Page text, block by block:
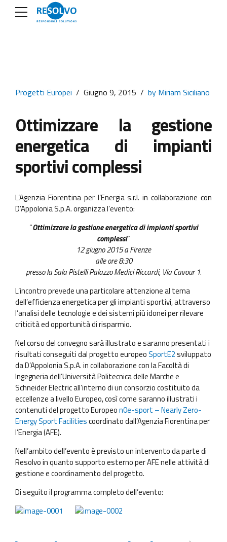
Progetti Europei Giugno 9, 2015 by Miriam Siciliano
Ottimizzare la gestione
energetica di impianti
sportivi complessi
L’Agenzia Fiorentina per l’Energia s.r.l. in collaborazione con
D’Appolonia S.p.A. organizza l’evento:
“Ottimizzare la gestione energetica di impianti sportivi
complessi”
12 giugno 2015 a Firenze
alle ore 8:30
presso la Sala Pistelli Palazzo Medici Riccardi, Via Cavour 1.
L’incontro prevede una particolare attenzione al tema
dell’efficienza energetica per gli impianti sportivi, attraverso
l’analisi delle tecnologie e dei sistemi più idonei per rilevare
criticità ed opportunità di risparmio.
Nel corso del convegno sarà illustrato e saranno presentati i
risultati conseguiti dal progetto europeoSportE2sviluppato
da D’Appolonia S.p.A. in collaborazione con la Facoltà di
Ingegneria dell’Università Politecnica delle Marche e
Schneider Electric all’interno di un consorzio costituito da
eccellenze a livello Europeo, così come saranno illustrati i
contenuti del progetto Europeon0e-sport – Nearly Zero-
Energy Sport Facilitiescoordinato dall’Agenzia Fiorentina per
l’Energia (AFE).
Nell’ambito dell’evento è previsto un intervento da parte di
Resolvo in quanto supporto esterno per AFE nelle attività di
gestione e coordinamento del progetto.
Di seguito il programma completo dell’evento: